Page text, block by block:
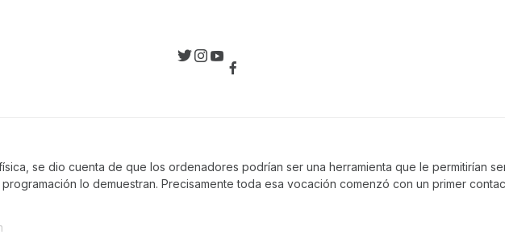
se dio cuenta de que los ordenadores podrían ser una herramienta que le permitirían
lo demuestran. Precisamente toda esa vocación comenzó con un primer